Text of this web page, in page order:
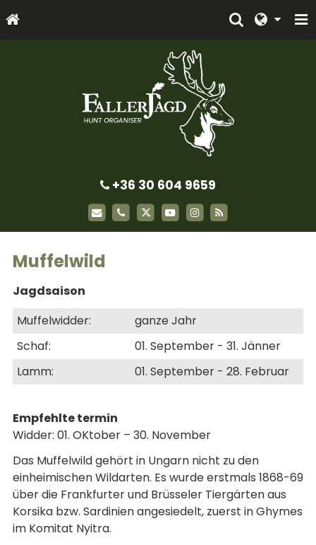
+36 30 604 9659
Muffelwild
Jagdsaison
Muffelwidder:
ganze Jahr
Schaf:
01. September - 31. Jänner
Lamm:
01. September - 28. Februar
Empfehlte termin
Widder: 01. OKtober – 30. November
Das Muffelwild gehört in Ungarn nicht zu den
einheimischen Wildarten. Es wurde erstmals 1868-69
über die Frankfurter und Brüsseler Tiergärten aus
Korsika bzw. Sardinien angesiedelt, zuerst in Ghymes
im Komitat Nyitra.